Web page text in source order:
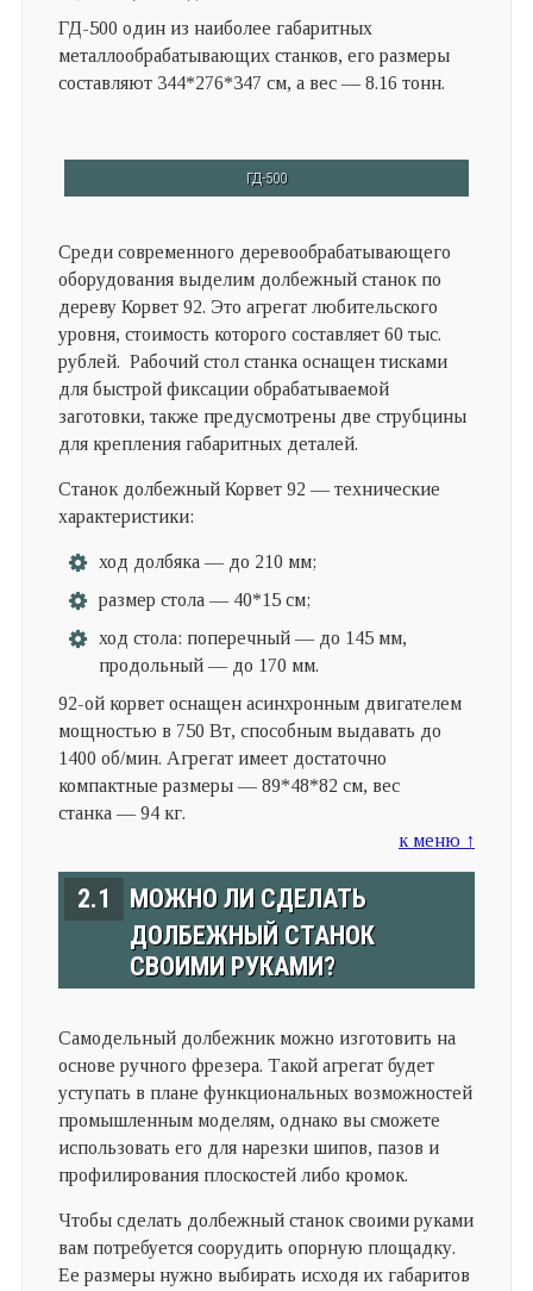
ГД-500 один из наиболее габаритных
металлообрабатывающих станков, его размеры
составляют 344*276*347 см, а вес — 8.16 тонн.
ГД-500
Среди современного деревообрабатывающего
оборудования выделим долбежный станок по
дереву Корвет 92. Это агрегат любительского
уровня, стоимость которого составляет 60 тыс.
рублей. Рабочий стол станка оснащен тисками
для быстрой фиксации обрабатываемой
заготовки, также предусмотрены две струбцины
для крепления габаритных деталей.
Станок долбежный Корвет 92 — технические
характеристики:
ход долбяка — до 210 мм;
размер стола — 40*15 см;
ход стола: поперечный — до 145 мм,
продольный — до 170 мм.
92-ой корвет оснащен асинхронным двигателем
мощностью в 750 Вт, способным выдавать до
1400 об/мин. Агрегат имеет достаточно
компактные размеры — 89*48*82 см, вес
станка — 94 кг.
к меню ↑
2.1
МОЖНО ЛИ СДЕЛАТЬ
ДОЛБЕЖНЫЙ СТАНОК
СВОИМИ РУКАМИ?
Самодельный долбежник можно изготовить на
основе ручного фрезера. Такой агрегат будет
уступать в плане функциональных возможностей
промышленным моделям, однако вы сможете
использовать его для нарезки шипов, пазов и
профилирования плоскостей либо кромок.
Чтобы сделать долбежный станок своими руками
вам потребуется соорудить опорную площадку.
Ее размеры нужно выбирать исходя их габаритов